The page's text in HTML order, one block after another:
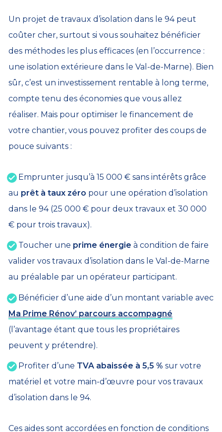
Un projet de travaux d’isolation dans le 94 peut
coûter cher, surtout si vous souhaitez bénéficier
des méthodes les plus efficaces (en l’occurrence :
une isolation extérieure dans le Val-de-Marne). Bien
sûr, c’est un investissement rentable à long terme,
compte tenu des économies que vous allez
réaliser. Mais pour optimiser le financement de
votre chantier, vous pouvez profiter des coups de
pouce suivants :
Emprunter jusqu’à 15 000 € sans intérêts grâce
au prêt à taux zéro pour une opération d’isolation
dans le 94 (25 000 € pour deux travaux et 30 000
€ pour trois travaux).
Toucher une prime énergie à condition de faire
valider vos travaux d’isolation dans le Val-de-Marne
au préalable par un opérateur participant.
Bénéficier d’une aide d’un montant variable avec
Ma Prime Rénov’ parcours accompagné
(l’avantage étant que tous les propriétaires
peuvent y prétendre).
Profiter d’une TVA abaissée à 5,5 % sur votre
matériel et votre main-d’œuvre pour vos travaux
d’isolation dans le 94.
Ces aides sont accordées en fonction de conditions